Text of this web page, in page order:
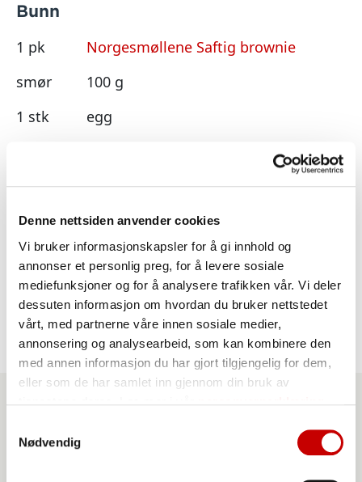
Denne nettsiden anvender cookies
Vi bruker informasjonskapsler for å gi innhold og
annonser et personlig preg, for å levere sosiale
mediefunksjoner og for å analysere trafikken vår. Vi deler
dessuten informasjon om hvordan du bruker nettstedet
vårt, med partnerne våre innen sosiale medier,
annonsering og analysearbeid, som kan kombinere den
med annen informasjon du har gjort tilgjengelig for dem,
eller som de har samlet inn gjennom din bruk av
Nødvendig
Bunn
1 pk
Norgesmøllene Saftig brownie
smør
100 g
1 stk
egg
Krem
5 dl
kremfløte
100 g
mørk kokesjokolade
Produkter du kan benytte